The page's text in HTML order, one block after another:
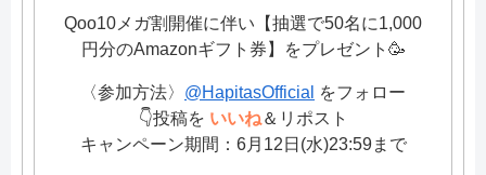
Qoo10メガ割開催に伴い【抽選で50名に1,000
円分のAmazonギフト券】をプレゼント🥳
〈参加方法〉 @HapitasOfficial
をフォロー
👇投稿を いいね＆リポスト
キャンペーン期間：6月12日(水)23:59まで